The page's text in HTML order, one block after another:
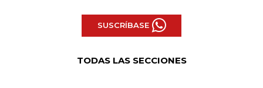
SUSCRÍBASE
TODAS LAS SECCIONES